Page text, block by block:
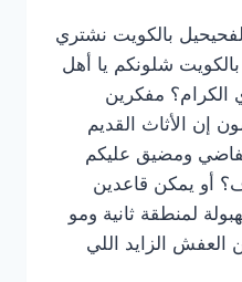
بالكويت نشتري
بالكويت شلونكم يا أهل
الكرام؟ مفكرين
إن الأثاث القديم
ومضيق عليكم
أو يمكن قاعدين
لمنطقة ثانية ومو
الزايد اللي